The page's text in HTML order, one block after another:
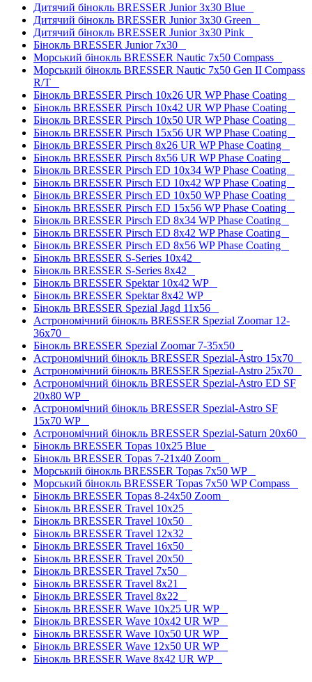
Дитячий бінокль BRESSER Junior 3x30 Blue
Дитячий бінокль BRESSER Junior 3x30 Green
Дитячий бінокль BRESSER Junior 3x30 Pink
Бінокль BRESSER Junior 7x30
Морський бінокль BRESSER Nautic 7x50 Compass
Морський бінокль BRESSER Nautic 7x50 Gen II Compass
R/T
Бінокль BRESSER Pirsch 10x26 UR WP Phase Coating
Бінокль BRESSER Pirsch 10x42 UR WP Phase Coating
Бінокль BRESSER Pirsch 10x50 UR WP Phase Coating
Бінокль BRESSER Pirsch 15x56 UR WP Phase Coating
Бінокль BRESSER Pirsch 8x26 UR WP Phase Coating
Бінокль BRESSER Pirsch 8x56 UR WP Phase Coating
Бінокль BRESSER Pirsch ED 10x34 WP Phase Coating
Бінокль BRESSER Pirsch ED 10x42 WP Phase Coating
Бінокль BRESSER Pirsch ED 10x50 WP Phase Coating
Бінокль BRESSER Pirsch ED 15x56 WP Phase Coating
Бінокль BRESSER Pirsch ED 8x34 WP Phase Coating
Бінокль BRESSER Pirsch ED 8x42 WP Phase Coating
Бінокль BRESSER Pirsch ED 8x56 WP Phase Coating
Бінокль BRESSER S-Series 10x42
Бінокль BRESSER S-Series 8x42
Бінокль BRESSER Spektar 10x42 WP
Бінокль BRESSER Spektar 8x42 WP
Бінокль BRESSER Spezial Jagd 11x56
Астрономічний бінокль BRESSER Spezial Zoomar 12-
36x70
Бінокль BRESSER Spezial Zoomar 7-35x50
Астрономічний бінокль BRESSER Spezial-Astro 15x70
Астрономічний бінокль BRESSER Spezial-Astro 25x70
Астрономічний бінокль BRESSER Spezial-Astro ED SF
20x80 WP
Астрономічний бінокль BRESSER Spezial-Astro SF
15x70 WP
Астрономічний бінокль BRESSER Spezial-Saturn 20x60
Бінокль BRESSER Topas 10x25 Blue
Бінокль BRESSER Topas 7-21x40 Zoom
Морський бінокль BRESSER Topas 7x50 WP
Морський бінокль BRESSER Topas 7x50 WP Compass
Бінокль BRESSER Topas 8-24x50 Zoom
Бінокль BRESSER Travel 10x25
Бінокль BRESSER Travel 10x50
Бінокль BRESSER Travel 12x32
Бінокль BRESSER Travel 16x50
Бінокль BRESSER Travel 20x50
Бінокль BRESSER Travel 7x50
Бінокль BRESSER Travel 8x21
Бінокль BRESSER Travel 8x22
Бінокль BRESSER Wave 10x25 UR WP
Бінокль BRESSER Wave 10x42 UR WP
Бінокль BRESSER Wave 10x50 UR WP
Бінокль BRESSER Wave 12x50 UR WP
Бінокль BRESSER Wave 8x42 UR WP